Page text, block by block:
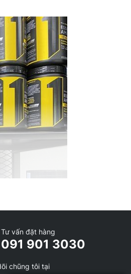
Tư vấn đặt hàng
091 901 3030
chũng tôi tại